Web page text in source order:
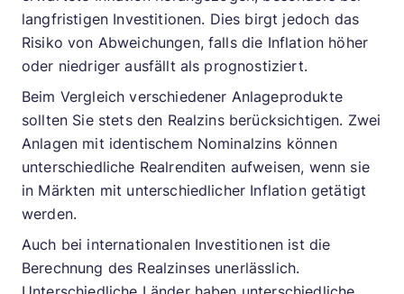
langfristigen Investitionen. Dies birgt jedoch das
Risiko von Abweichungen, falls die Inflation höher
oder niedriger ausfällt als prognostiziert.
Beim Vergleich verschiedener Anlageprodukte
sollten Sie stets den Realzins berücksichtigen. Zwei
Anlagen mit identischem Nominalzins können
unterschiedliche Realrenditen aufweisen, wenn sie
in Märkten mit unterschiedlicher Inflation getätigt
werden.
Auch bei internationalen Investitionen ist die
Berechnung des Realzinses unerlässlich.